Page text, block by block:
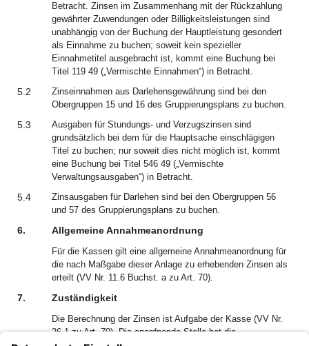
Betracht. Zinsen im Zusammenhang mit der Rückzahlung
gewährter Zuwendungen oder Billigkeitsleistungen sind
unabhängig von der Buchung der Hauptleistung gesondert
als Einnahme zu buchen; soweit kein spezieller
Einnahmetitel ausgebracht ist, kommt eine Buchung bei
Titel 119 49 („Vermischte Einnahmen“) in Betracht.
5.2
Zinseinnahmen aus Darlehensgewährung sind bei den
Obergruppen 15 und 16 des Gruppierungsplans zu buchen.
5.3
Ausgaben für Stundungs- und Verzugszinsen sind
grundsätzlich bei dem für die Hauptsache einschlägigen
Titel zu buchen; nur soweit dies nicht möglich ist, kommt
eine Buchung bei Titel 546 49 („Vermischte
Verwaltungsausgaben“) in Betracht.
5.4
Zinsausgaben für Darlehen sind bei den Obergruppen 56
und 57 des Gruppierungsplans zu buchen.
6. Allgemeine Annahmeanordnung
Für die Kassen gilt eine allgemeine Annahmeanordnung für
die nach Maßgabe dieser Anlage zu erhebenden Zinsen als
erteilt (VV Nr. 11.6 Buchst. a zu Art. 70).
7. Zuständigkeit
Die Berechnung der Zinsen ist Aufgabe der Kasse (VV Nr.
26.1 zu Art. 70). Die anordnende Stelle hat die